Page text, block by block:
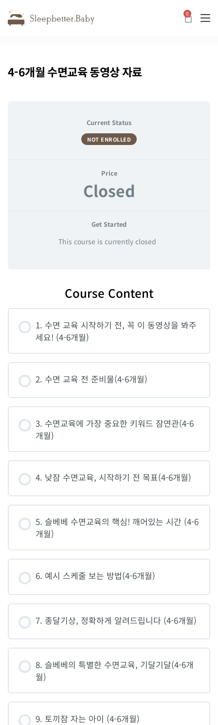
0
카트
4-6개월 수면교육 동영상 자료
Current Status
NOT ENROLLED
Price
Closed
Get Started
This course is currently closed
Course Content
1. 수면 교육 시작하기 전, 꼭 이 동영상을 봐주
세요! (4-6개월)
2. 수면 교육 전 준비물(4-6개월)
3. 수면교육에 가장 중요한 키워드 잠연관(4-6
개월)
4. 낮잠 수면교육, 시작하기 전 목표(4-6개월)
5. 슬베베 수면교육의 핵심! 깨어있는 시간 (4-6
개월)
6. 예시 스케줄 보는 방법(4-6개월)
7. 종달기상, 정확하게 알려드립니다 (4-6개월)
8. 슬베베의 특별한 수면교육, 기달기달(4-6개
월)
9. 토끼잠 자는 아이 (4-6개월)